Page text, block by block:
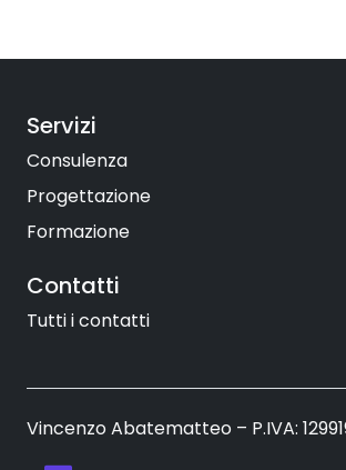
Servizi
Consulenza
Progettazione
Formazione
Contatti
Tutti i contatti
Vincenzo Abatematteo – P.IVA: